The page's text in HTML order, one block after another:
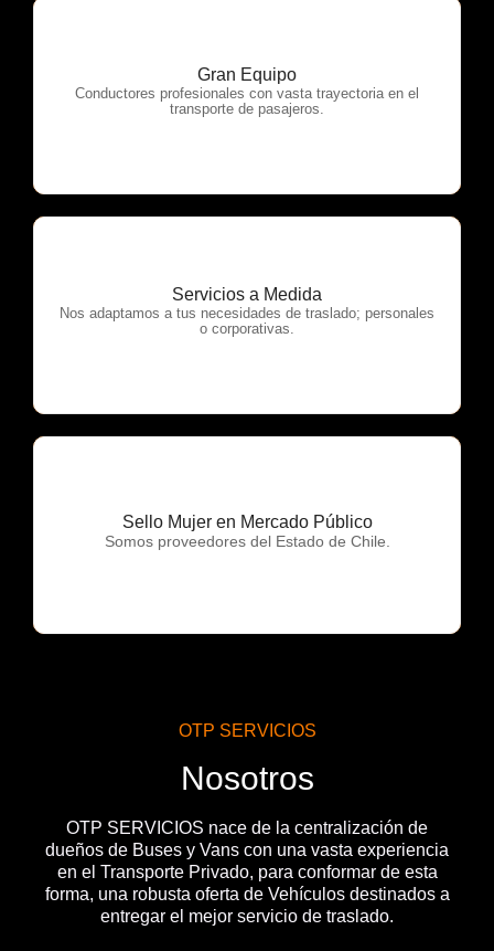
Gran Equipo
Conductores profesionales con vasta trayectoria en el
transporte de pasajeros.
OTP Servicios
Servicios a Medida
Nos adaptamos a tus necesidades de traslado; personales
o corporativas.
OTP Servicios
Sello Mujer en Mercado Público
Somos proveedores del Estado de Chile.
OTP Servicios
OTP SERVICIOS
Nosotros
OTP SERVICIOS nace de la centralización de
dueños de Buses y Vans con una vasta experiencia
en el Transporte Privado, para conformar de esta
forma, una robusta oferta de Vehículos destinados a
entregar el mejor servicio de traslado.